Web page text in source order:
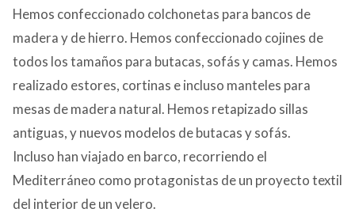
Hemos confeccionado colchonetas para bancos de
madera y de hierro. Hemos confeccionado cojines de
todos los tamaños para butacas, sofás y camas. Hemos
realizado estores, cortinas e incluso manteles para
mesas de madera natural. Hemos retapizado sillas
antiguas, y nuevos modelos de butacas y sofás.
Incluso han viajado en barco, recorriendo el
Mediterráneo como protagonistas de un proyecto textil
del interior de un velero.